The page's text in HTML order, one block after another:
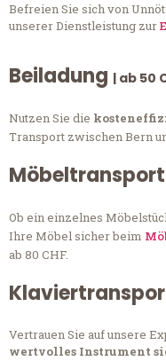
Befreien Sie sich von
unserer Dienstleistung zur
Beiladung | ab 50
Nutzen Sie die
Transport zwischen Bern
Möbeltransport
Ob ein einzelnes
Ihre Möbel sicher beim
ab 80 CHF.
Vertrauen Sie auf unsere
wertvolles Instrument